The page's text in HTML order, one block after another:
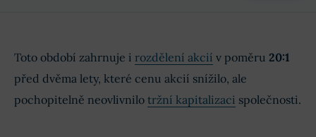
Toto období zahrnuje i rozdělení akcií v poměru 20:1
před dvěma lety, které cenu akcií snížilo, ale
pochopitelně neovlivnilo tržní kapitalizaci společnosti.